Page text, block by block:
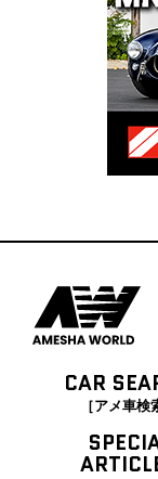
CAR
［アメ車検